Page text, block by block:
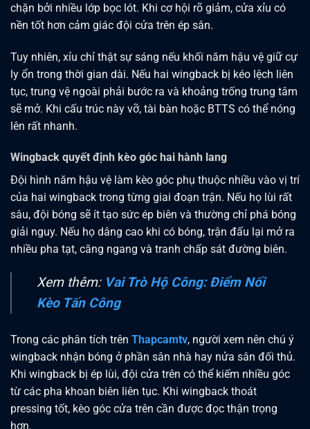
chặn bởi nhiều lớp bọc lót. Khi cơ hội rõ giảm, cửa xỉu có
nền tốt hơn cảm giác đội cửa trên ép sân.
Tuy nhiên, xỉu chỉ thật sự sáng nếu khối năm hậu vệ giữ cự
ly ổn trong thời gian dài. Nếu hai wingback bị kéo lệch liên
tục, trung vệ ngoài phải bước ra và khoảng trống trung tâm
sẽ mở. Khi cấu trúc này vỡ, tài bàn hoặc BTTS có thể nóng
lên rất nhanh.
Wingback quyết định kèo góc hai hành lang
Đội hình năm hậu vệ làm kèo góc phụ thuộc nhiều vào vị trí
của hai wingback trong từng giai đoạn trận. Nếu họ lùi rất
sâu, đội bóng sẽ ít tạo sức ép biên và thường chỉ phá bóng
giải nguy. Nếu họ dâng cao khi có bóng, trận đấu lại mở ra
nhiều pha tạt, căng ngang và tranh chấp sát đường biên.
Xem thêm: Vai Trò Hộ Công: Điểm Nối
Kèo Tấn Công
Trong các phân tích trên Thapcamtv, người xem nên chú ý
wingback nhận bóng ở phần sân nhà hay nửa sân đối thủ.
Khi wingback bị ép lùi, đội cửa trên có thể kiếm nhiều góc
từ các pha khoan biên liên tục. Khi wingback thoát
pressing tốt, kèo góc cửa trên cần được đọc thận trọng
hơn.